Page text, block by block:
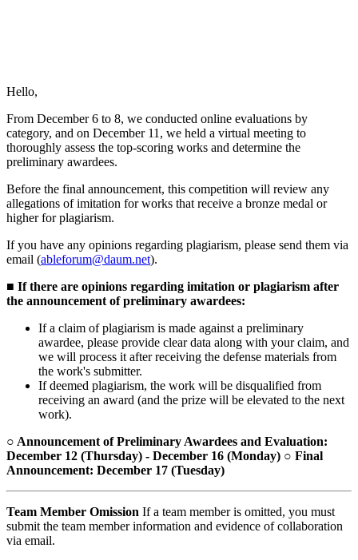
Hello,
From December 6 to 8, we conducted online evaluations by
category, and on December 11, we held a virtual meeting to
thoroughly assess the top-scoring works and determine the
preliminary awardees.
Before the final announcement, this competition will review any
allegations of imitation for works that receive a bronze medal or
higher for plagiarism.
If you have any opinions regarding plagiarism, please send them via
email (ableforum@daum.net).
■ If there are opinions regarding imitation or plagiarism after
the announcement of preliminary awardees:
If a claim of plagiarism is made against a preliminary
awardee, please provide clear data along with your claim, and
we will process it after receiving the defense materials from
the work's submitter.
If deemed plagiarism, the work will be disqualified from
receiving an award (and the prize will be elevated to the next
work).
○ Announcement of Preliminary Awardees and Evaluation:
December 12 (Thursday) - December 16 (Monday) ○ Final
Announcement: December 17 (Tuesday)
Team Member Omission If a team member is omitted, you must
submit the team member information and evidence of collaboration
via email.